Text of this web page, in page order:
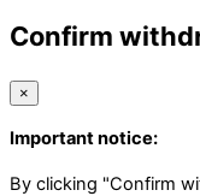
Confirm
×
Important notice:
By clicking "Confirm